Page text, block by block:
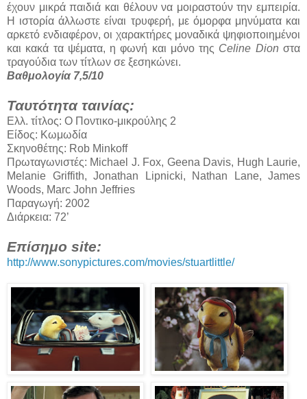
έχουν μικρά παιδιά και θέλουν να μοιραστούν την εμπειρία.
Η ιστορία άλλωστε είναι τρυφερή, με όμορφα μηνύματα και
αρκετό ενδιαφέρον, οι χαρακτήρες μοναδικά ψηφιοποιημένοι
και κακά τα ψέματα, η φωνή και μόνο της Celine Dion στα
τραγούδια των τίτλων σε ξεσηκώνει.
Βαθμολογία 7,5/10
Ταυτότητα ταινίας:
Ελλ. τίτλος: Ο Ποντικο-μικρούλης 2
Είδος: Κωμωδία
Σκηνοθέτης: Rob Minkoff
Πρωταγωνιστές: Michael J. Fox, Geena Davis, Hugh Laurie,
Melanie Griffith, Jonathan Lipnicki, Nathan Lane, James
Woods, Marc John Jeffries
Παραγωγή: 2002
Διάρκεια: 72’
Επίσημο site:
http://www.sonypictures.com/movies/stuartlittle/